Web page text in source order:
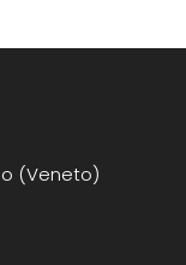
(Veneto)